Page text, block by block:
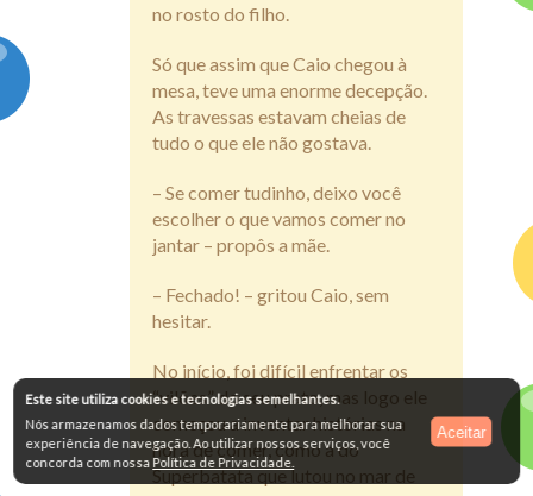
Este site utiliza cookies e tecnologias semelhantes.
Nós armazenamos dados temporariamente para melhorar sua
experiência de navegação. Ao utilizar nossos serviços, você
concorda com nossa Política de Privacidade.
Aceitar
no rosto do filho.
Só que assim que Caio chegou à
mesa, teve uma enorme decepção.
As travessas estavam cheias de
tudo o que ele não gostava.
– Se comer tudinho, deixo você
escolher o que vamos comer no
jantar – propôs a mãe.
– Fechado! – gritou Caio, sem
hesitar.
No início, foi difícil enfrentar os
“vilões” do seu prato, mas logo ele
começou a inventar histórias na
hora de comer, como a do
Superbatata que lutou no mar de